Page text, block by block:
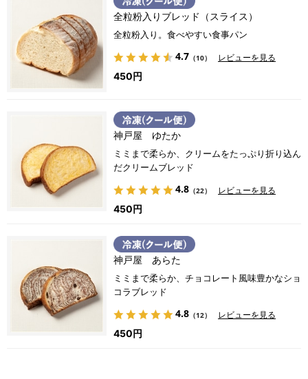
全粒粉入りブレッド（スライス）
全粒粉入り。食べやすい食事パン
4.7 （10）
レビューを見る
450円
神戸屋 ゆたか
ミミまで柔らか、クリームをたっぷり折り込ん
だクリームブレッド
4.8 （22）
レビューを見る
450円
神戸屋 あらた
ミミまで柔らか、チョコレート風味豊かなショ
コラブレッド
4.8 （12）
レビューを見る
450円